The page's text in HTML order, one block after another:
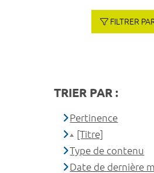
FILTRER
TRIER PAR :
Pertinence
[Titre]
Type de contenu
Date de dernière